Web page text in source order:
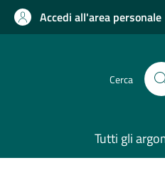
Accedi all'area personale
Cerca
Tutti gli